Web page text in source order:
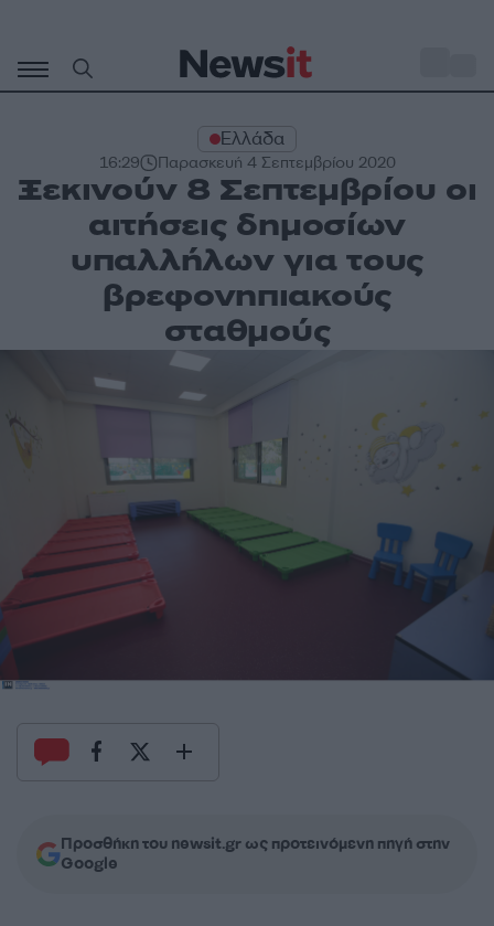
περιεχόμενο
Ελλάδα
16:29 Παρασκευή 4 Σεπτεμβρίου 2020
Ξεκινούν 8 Σεπτεμβρίου οι
αιτήσεις δημοσίων
υπαλλήλων για τους
βρεφονηπιακούς
σταθμούς
Προσθήκη του newsit.gr ως προτεινόμενη πηγή στην
Google